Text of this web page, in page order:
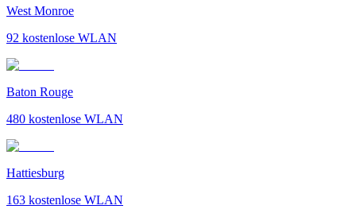
West Monroe
92 kostenlose WLAN
Baton Rouge
480 kostenlose WLAN
Hattiesburg
163 kostenlose WLAN